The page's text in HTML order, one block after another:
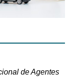
de Agentes